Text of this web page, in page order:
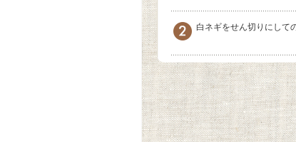
白ネギをせん切りにして